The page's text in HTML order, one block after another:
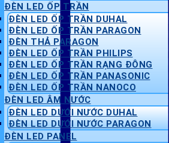
ĐÈN LED ỐP TRẦN
ĐÈN LED ỐP TRẦN DUHAL
ĐÈN LED ỐP TRẦN PARAGON
ĐÈN THẢ PARAGON
ĐÈN LED ỐP TRẦN PHILIPS
ĐÈN LED ỐP TRẦN RẠNG ĐÔNG
ĐÈN LED ỐP TRẦN PANASONIC
ĐÈN LED ỐP TRẦN NANOCO
ĐÈN LED ÂM NƯỚC
ĐÈN LED DƯỚI NƯỚC DUHAL
ĐÈN LED DƯỚI NƯỚC PARAGON
ĐÈN LED PANEL